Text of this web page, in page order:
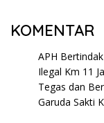
KOMENTAR
APH
Ilegal Km 11
Tegas dan
Garuda Sakti